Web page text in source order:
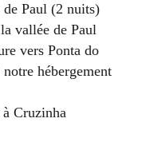
de Paul (2 nuits)
vallée de Paul
vers Ponta do
hébergement
Cruzinha